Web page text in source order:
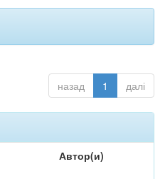
назад 1 далі
Автор(и)